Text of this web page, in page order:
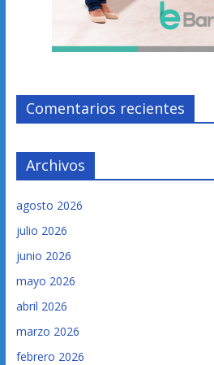
Comentarios recientes
Archivos
agosto 2026
julio 2026
junio 2026
mayo 2026
abril 2026
marzo 2026
febrero 2026